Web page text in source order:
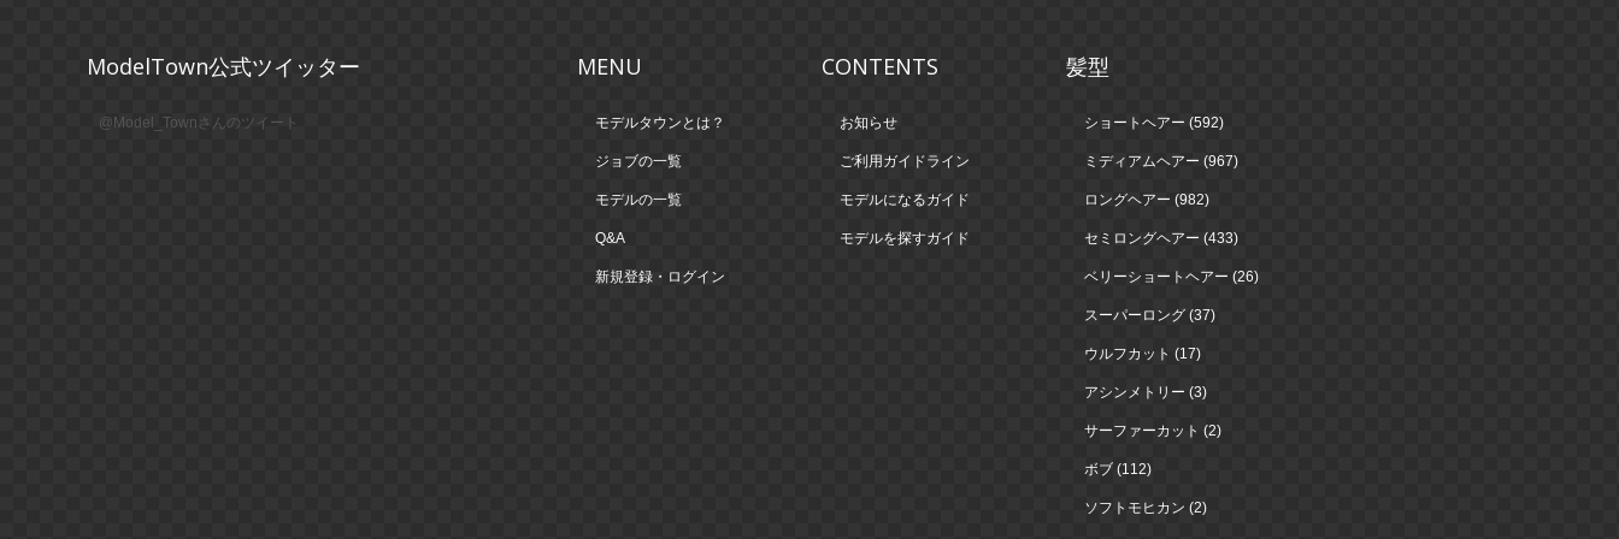
ModelTown公式ツイッター
@Model_Townさんのツイート
MENU
モデルタウンとは？
ジョブの一覧
モデルの一覧
Q&A
新規登録・ログイン
CONTENTS
お知らせ
ご利用ガイドライン
モデルになるガイド
モデルを探すガイド
髪型
ショートヘアー (592)
ミディアムヘアー (967)
ロングヘアー (982)
セミロングヘアー (433)
ベリーショートヘアー (26)
スーパーロング (37)
ウルフカット (17)
アシンメトリー (3)
サーファーカット (2)
ボブ (112)
ソフトモヒカン (2)